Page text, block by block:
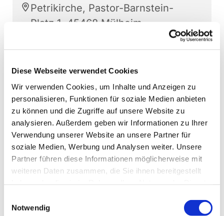
Diese Webseite verwendet Cookies
Wir verwenden Cookies, um Inhalte und Anzeigen zu
personalisieren, Funktionen für soziale Medien anbieten
zu können und die Zugriffe auf unsere Website zu
analysieren. Außerdem geben wir Informationen zu Ihrer
Verwendung unserer Website an unsere Partner für
soziale Medien, Werbung und Analysen weiter. Unsere
Partner führen diese Informationen möglicherweise mit
weiteren Daten zusammen, die Sie ihnen bereitgestellt
Notwendig
Petrikirche, Pastor-Barnstein-
Platz 1, 45468 Mülheim